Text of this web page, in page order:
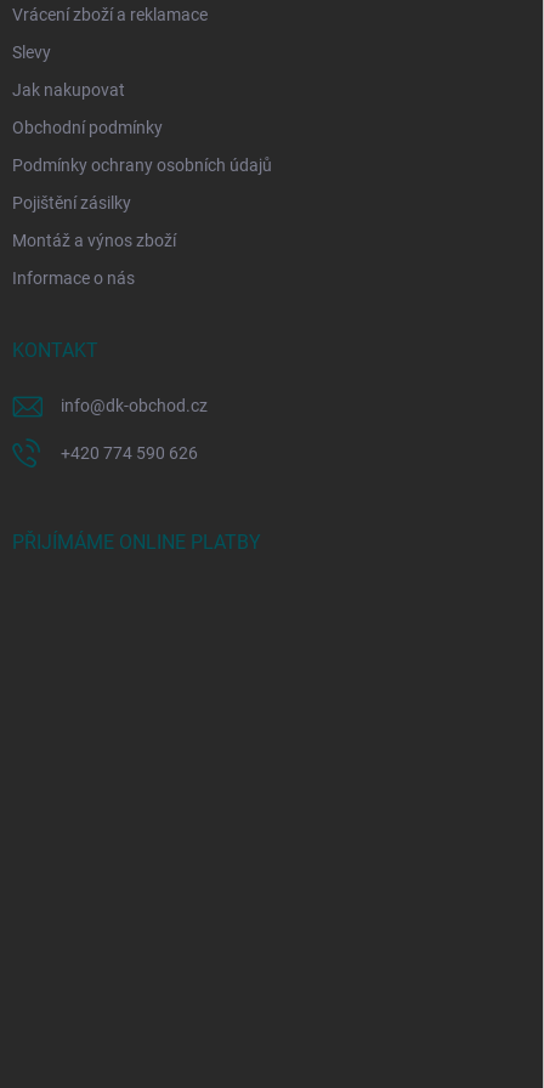
Vrácení zboží a reklamace
Slevy
Jak nakupovat
Obchodní podmínky
Podmínky ochrany osobních údajů
Pojištění zásilky
Montáž a výnos zboží
Informace o nás
KONTAKT
info@dk-obchod.cz
+420 774 590 626
PŘIJÍMÁME ONLINE PLATBY